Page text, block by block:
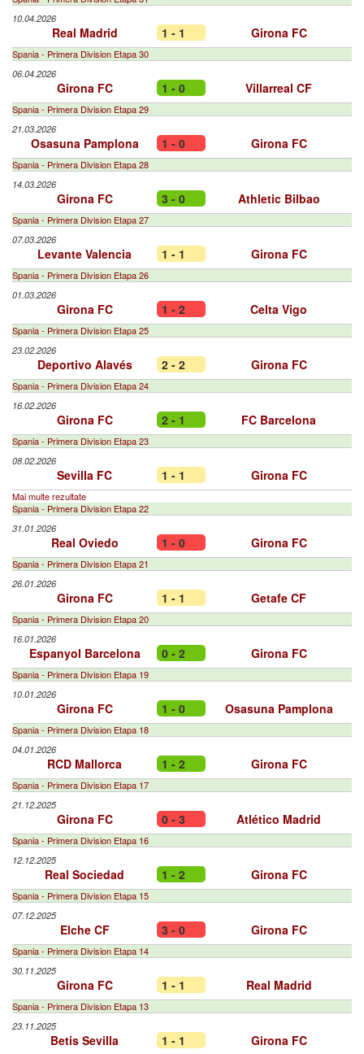
10.04.2026
Real Madrid 1 - 1 Girona FC
Spania - Primera Division Etapa 30
06.04.2026
Girona FC 1 - 0 Villarreal CF
Spania - Primera Division Etapa 29
21.03.2026
Osasuna Pamplona 1 - 0 Girona FC
Spania - Primera Division Etapa 28
14.03.2026
Girona FC 3 - 0 Athletic Bilbao
Spania - Primera Division Etapa 27
07.03.2026
Levante Valencia 1 - 1 Girona FC
Spania - Primera Division Etapa 26
01.03.2026
Girona FC 1 - 2 Celta Vigo
Spania - Primera Division Etapa 25
23.02.2026
Deportivo Alavés 2 - 2 Girona FC
Spania - Primera Division Etapa 24
16.02.2026
Girona FC 2 - 1 FC Barcelona
Spania - Primera Division Etapa 23
08.02.2026
Sevilla FC 1 - 1 Girona FC
Mai multe rezultate
Spania - Primera Division Etapa 22
31.01.2026
Real Oviedo 1 - 0 Girona FC
Spania - Primera Division Etapa 21
26.01.2026
Girona FC 1 - 1 Getafe CF
Spania - Primera Division Etapa 20
16.01.2026
Espanyol Barcelona 0 - 2 Girona FC
Spania - Primera Division Etapa 19
10.01.2026
Girona FC 1 - 0 Osasuna Pamplona
Spania - Primera Division Etapa 18
04.01.2026
RCD Mallorca 1 - 2 Girona FC
Spania - Primera Division Etapa 17
21.12.2025
Girona FC 0 - 3 Atlético Madrid
Spania - Primera Division Etapa 16
12.12.2025
Real Sociedad 1 - 2 Girona FC
Spania - Primera Division Etapa 15
07.12.2025
Elche CF 3 - 0 Girona FC
Spania - Primera Division Etapa 14
30.11.2025
Girona FC 1 - 1 Real Madrid
Spania - Primera Division Etapa 13
23.11.2025
Betis Sevilla 1 - 1 Girona FC